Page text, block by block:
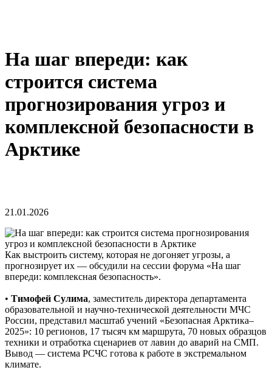
На шаг впереди: как
строится система
прогнозирования угроз и
комплексной безопасности в
Арктике
21.01.2026
Как выстроить систему, которая не догоняет угрозы, а
прогнозирует их — обсудили на сессии форума «На шаг
впереди: комплексная безопасность».
• Тимофей Сулима, заместитель директора департамента
образовательной и научно-технической деятельности МЧС
России, представил масштаб учений «Безопасная Арктика–
2025»: 10 регионов, 17 тысяч км маршрута, 70 новых образцов
техники и отработка сценариев от лавин до аварий на СМП.
Вывод — система РСЧС готова к работе в экстремальном
климате.